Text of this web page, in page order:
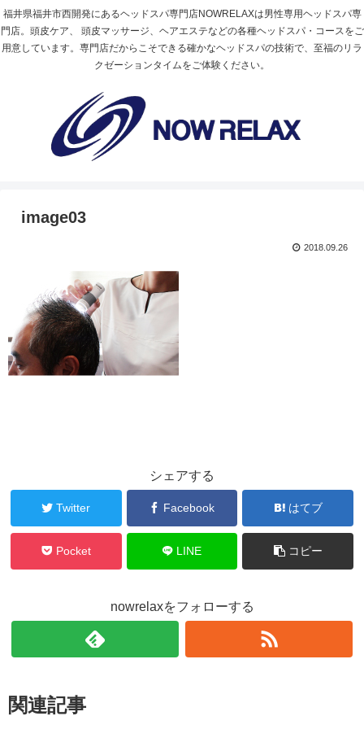
福井県福井市西開発にあるヘッドスパ専門店NOWRELAXは男性専用ヘッドスパ専
門店。頭皮ケア、 頭皮マッサージ、ヘアエステなどの各種ヘッドスパ・コースをご
用意しています。専門店だからこそできる確かなヘッドスパの技術で、至福のリラ
クゼーションタイムをご体験ください。
image03
2018.09.26
シェアする
Twitter Facebook はてブ
Pocket LINE コピー
nowrelaxをフォローする
関連記事